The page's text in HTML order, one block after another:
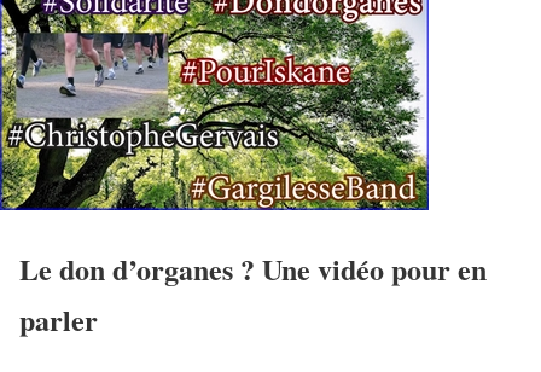
Le don d’organes ? Une vidéo pour en
parler